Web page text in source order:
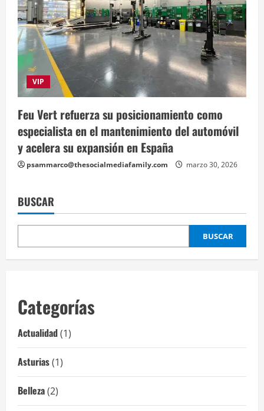
VIP
Feu Vert refuerza su posicionamiento como
especialista en el mantenimiento del automóvil
y acelera su expansión en España
psammarco@thesocialmediafamily.com marzo 30, 2026
BUSCAR
BUSCAR
Categorías
Actualidad(1)
Asturias(1)
Belleza(2)